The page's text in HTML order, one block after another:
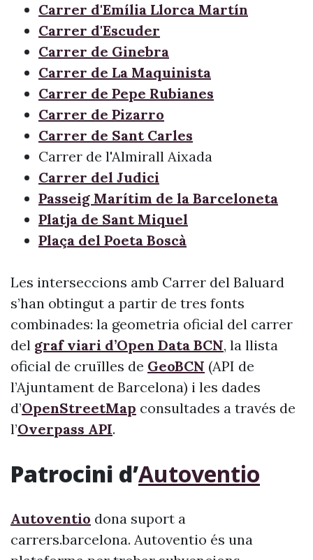
Carrer d'Emília Llorca Martín
Carrer d'Escuder
Carrer de Ginebra
Carrer de La Maquinista
Carrer de Pepe Rubianes
Carrer de Pizarro
Carrer de Sant Carles
Carrer de l'Almirall Aixada
Carrer del Judici
Passeig Marítim de la Barceloneta
Platja de Sant Miquel
Plaça del Poeta Boscà
Les interseccions amb Carrer del Baluard
s’han obtingut a partir de tres fonts
combinades: la geometria oficial del carrer
del graf viari d’Open Data BCN, la llista
oficial de cruïlles de GeoBCN (API de
l’Ajuntament de Barcelona) i les dades
d’OpenStreetMap consultades a través de
l’Overpass API.
Patrocini d’Autoventio
Autoventio dona suport a
carrers.barcelona. Autoventio és una